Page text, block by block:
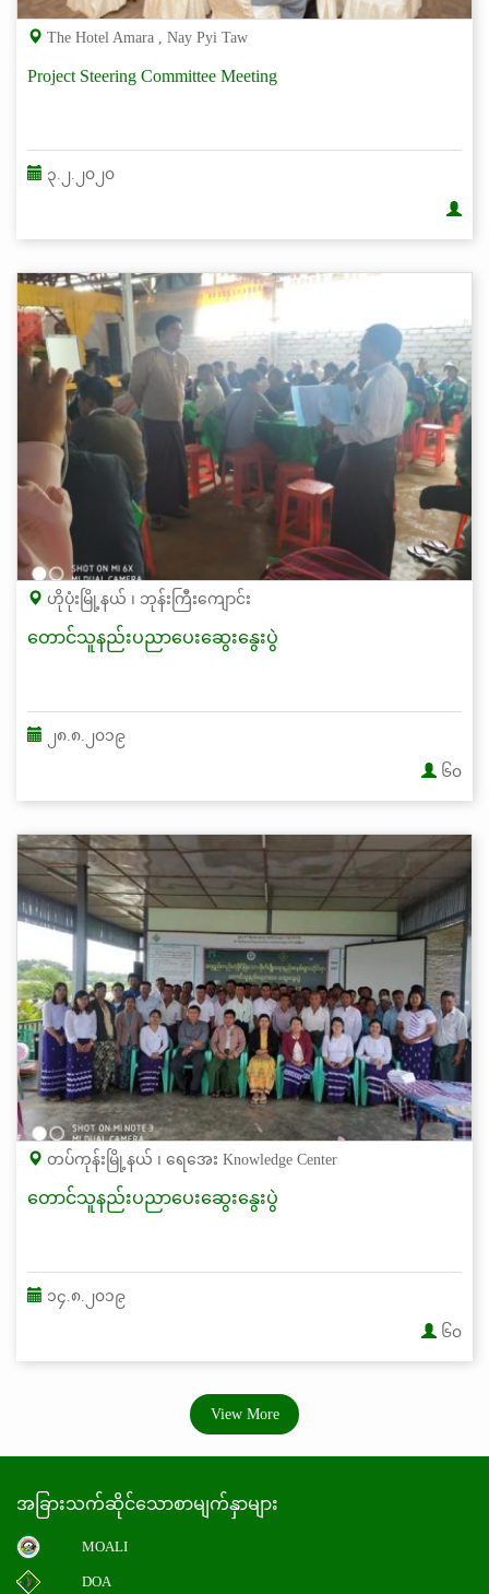
The Hotel Amara , Nay Pyi Taw
Project Steering Committee Meeting
၃.၂.၂၀၂၀
ဟိုပုံးမြို့နယ် ၊ ဘုန်းကြီးကျောင်း
တောင်သူနည်းပညာပေးဆွေးနွေးပွဲ
၂၈.၈.၂၀၁၉
၆၀
တပ်ကုန်းမြို့နယ် ၊ ရေအေး Knowledge Center
တောင်သူနည်းပညာပေးဆွေးနွေးပွဲ
၁၄.၈.၂၀၁၉
၆၀
View More
အခြားသက်ဆိုင်သောစာမျက်နှာများ
MOALI
DOA